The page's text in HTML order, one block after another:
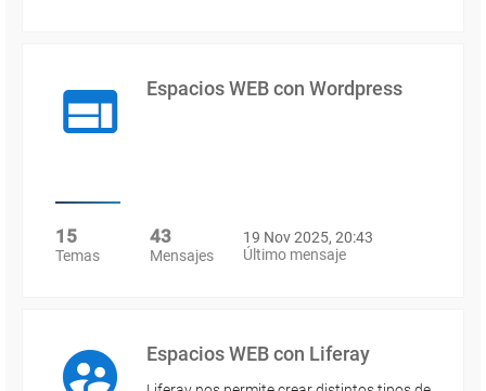
Espacios WEB con Wordpress
15
Temas
43
Mensajes
19 Nov 2025, 20:43
Último mensaje
Espacios WEB con Liferay